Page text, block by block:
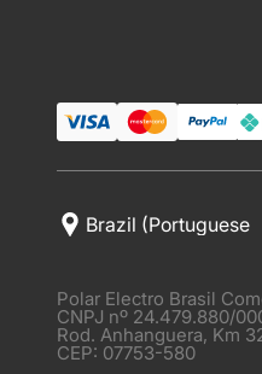
Polar Electro Brasil
CNPJ nº 24.479.880/
Rod. Anhanguera, Km
CEP: 07753-580